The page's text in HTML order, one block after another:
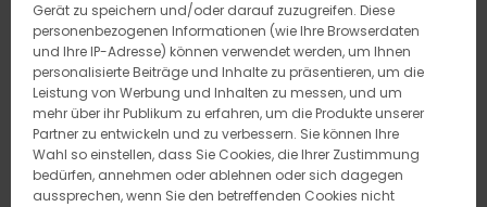
Filtern & Sortieren 2Ergebnisse
Direkt
Filterkriterien
springen
Überspringen
filtern
nach
Gerät zu speichern und/oder darauf zuzugreifen. Diese
personenbezogenen Informationen (wie Ihre Browserdaten
und Ihre IP-Adresse) können verwendet werden, um Ihnen
personalisierte Beiträge und Inhalte zu präsentieren, um die
Leistung von Werbung und Inhalten zu messen, und um
mehr über ihr Publikum zu erfahren, um die Produkte unserer
Partner zu entwickeln und zu verbessern. Sie können Ihre
Wahl so einstellen, dass Sie Cookies, die Ihrer Zustimmung
bedürfen, annehmen oder ablehnen oder sich dagegen
aussprechen, wenn Sie den betreffenden Cookies nicht